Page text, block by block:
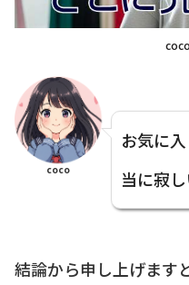
coco
お気に
当に寂
結論から申し上げます